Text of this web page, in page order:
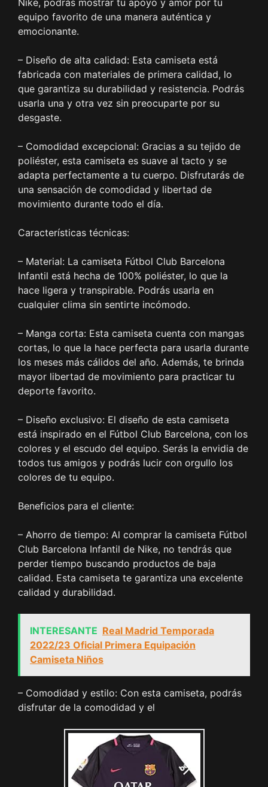
Nike, podrás mostrar tu apoyo y amor por tu
equipo favorito de una manera auténtica y
emocionante.
– Diseño de alta calidad: Esta camiseta está
fabricada con materiales de primera calidad, lo
que garantiza su durabilidad y resistencia. Podrás
usarla una y otra vez sin preocuparte por su
desgaste.
– Comodidad excepcional: Gracias a su tejido de
poliéster, esta camiseta es suave al tacto y se
adapta perfectamente a tu cuerpo. Disfrutarás de
una sensación de comodidad y libertad de
movimiento durante todo el día.
Características técnicas:
– Material: La camiseta Fútbol Club Barcelona
Infantil está hecha de 100% poliéster, lo que la
hace ligera y transpirable. Podrás usarla en
cualquier clima sin sentirte incómodo.
– Manga corta: Esta camiseta cuenta con mangas
cortas, lo que la hace perfecta para usarla durante
los meses más cálidos del año. Además, te brinda
mayor libertad de movimiento para practicar tu
deporte favorito.
– Diseño exclusivo: El diseño de esta camiseta
está inspirado en el Fútbol Club Barcelona, con los
colores y el escudo del equipo. Serás la envidia de
todos tus amigos y podrás lucir con orgullo los
colores de tu equipo.
Beneficios para el cliente:
– Ahorro de tiempo: Al comprar la camiseta Fútbol
Club Barcelona Infantil de Nike, no tendrás que
perder tiempo buscando productos de baja
calidad. Esta camiseta te garantiza una excelente
calidad y durabilidad.
INTERESANTE Real Madrid Temporada
2022/23 Oficial Primera Equipación
Camiseta Niños
– Comodidad y estilo: Con esta camiseta, podrás
disfrutar de la comodidad y el